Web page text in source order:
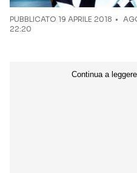
PUBBLICATO 19 APRILE 2018
22:20